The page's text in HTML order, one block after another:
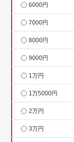
6000円
7000円
8000円
9000円
1万円
1万5000円
2万円
3万円